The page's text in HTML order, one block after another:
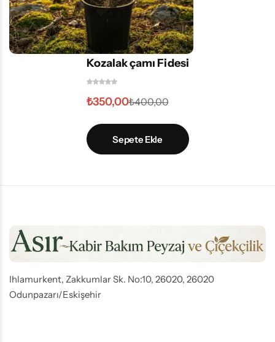
Kozalak çamı Fidesi
₺400,00
₺350,00
Sepete Ekle
Ihlamurkent, Zakkumlar Sk. No:10, 26020, 26020
Odunpazarı/Eskişehir